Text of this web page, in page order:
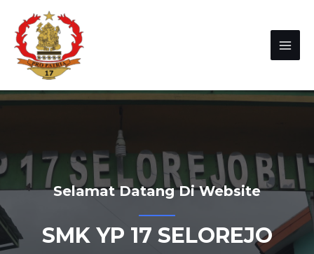
Selamat Datang Di Website
SMK YP 17 SELOREJO